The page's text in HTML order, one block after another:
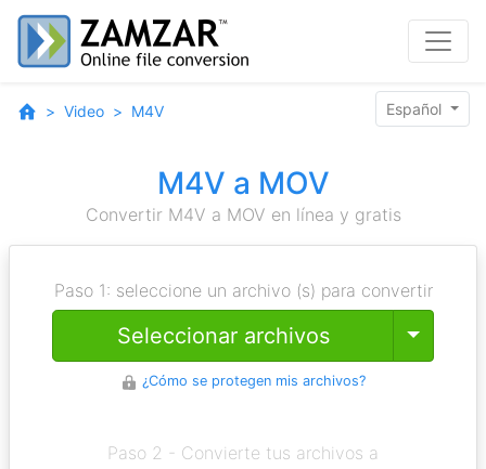
Video M4V Español
M4V a MOV
Convertir M4V a MOV en línea y gratis
Paso 1: seleccione un archivo (s) para convertir
Seleccionar archivos Toggle
¿Cómo se protegen mis archivos?
Paso 2 - Convierte tus archivos a